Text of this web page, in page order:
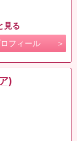
見る
フィール
)